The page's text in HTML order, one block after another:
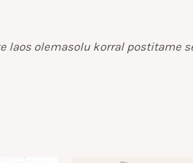
laos olemasolu korral postitame